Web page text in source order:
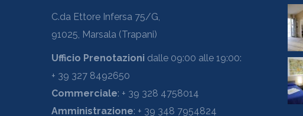
C.da Ettore Infersa 75/G,
91025, Marsala (Trapani)
Ufficio Prenotazioni dalle 09:00 alle 19:00:
+ 39 327 8492650
Commerciale: + 39 328 4758014
Amministrazione: + 39 348 7954824